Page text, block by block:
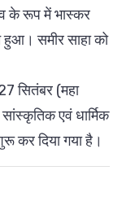
के रूप में भास्कर
हुआ। समीर साहा को
सितंबर (महा
एवं धार्मिक
कर दिया गया है।